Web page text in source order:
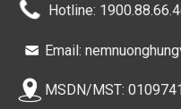
Hotline:
Email:
MSDN/MST: